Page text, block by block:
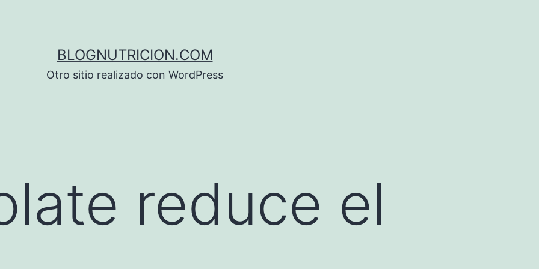
BLOGNUTRICION.COM
Otro sitio realizado con WordPress
reduce el